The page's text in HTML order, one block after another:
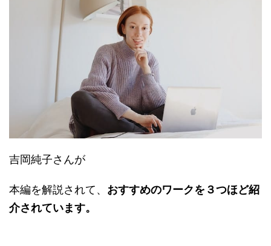
吉岡純子さんが
本編を解説されて、 おすすめのワークを３つほど紹
介されています。